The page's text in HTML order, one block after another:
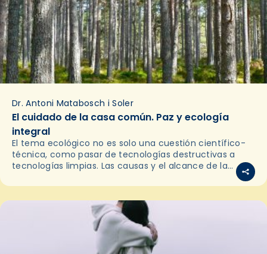
Dr. Antoni Matabosch i Soler
El cuidado de la casa común. Paz y ecología
integral
El tema ecológico no es solo una cuestión científico-
técnica, como pasar de tecnologías destructivas a
tecnologías limpias. Las causas y el alcance de la
actual emergencia ecológica vienen de muy lejos y…